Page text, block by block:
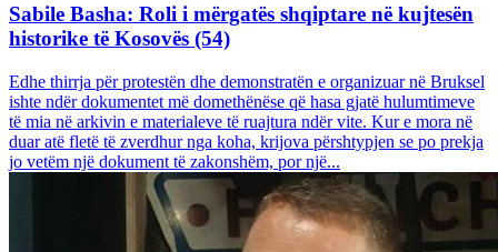
Sabile Basha: Roli i mërgatës shqiptare në kujtesën
historike të Kosovës (54)
Edhe thirrja për protestën dhe demonstratën e organizuar në Bruksel
ishte ndër dokumentet më domethënëse që hasa gjatë hulumtimeve
të mia në arkivin e materialeve të ruajtura ndër vite. Kur e mora në
duar atë fletë të zverdhur nga koha, krijova përshtypjen se po prekja
jo vetëm një dokument të zakonshëm, por një...